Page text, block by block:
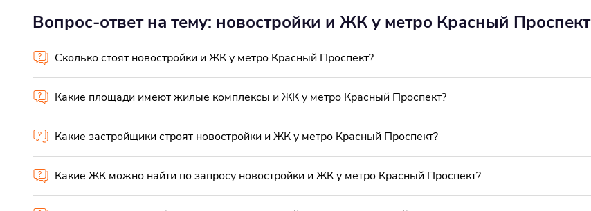
Вопрос-ответ на тему: новостройки и ЖК у метро Красный Проспект
Сколько стоят новостройки и ЖК у метро Красный Проспект?
Какие площади имеют жилые комплексы и ЖК у метро Красный Проспект?
Какие застройщики строят новостройки и ЖК у метро Красный Проспект?
Какие ЖК можно найти по запросу новостройки и ЖК у метро Красный Проспект?